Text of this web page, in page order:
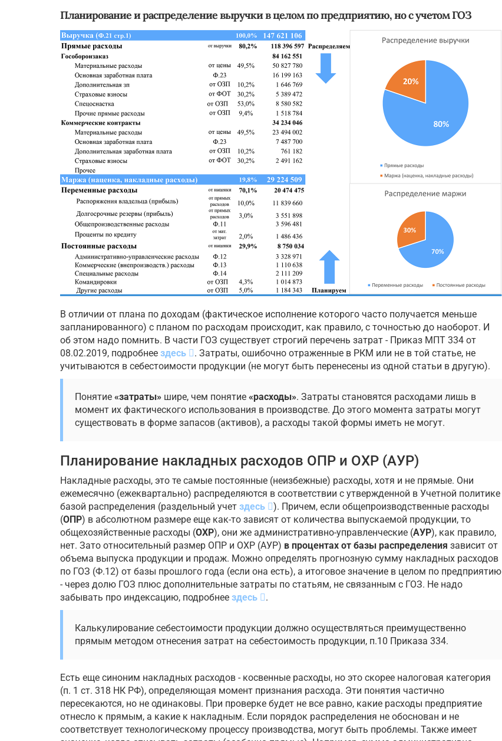
Планирование и распределение выручки в целом по предприятию, но с учетом ГОЗ
В отличии от плана по доходам (фактическое исполнение которого часто получается меньше
запланированного) с планом по расходам происходит, как правило, с точностью до наоборот. И
об этом надо помнить. В части ГОЗ существует строгий перечень затрат - Приказ МПТ 334 от
08.02.2019, подробнее здесь
. Затраты, ошибочно отраженные в РКМ или не в той статье, не
учитываются в себестоимости продукции (не могут быть перенесены из одной статьи в другую).
Понятие «затраты» шире, чем понятие «расходы». Затраты становятся расходами лишь в
момент их фактического использования в производстве. До этого момента затраты могут
существовать в форме запасов (активов), а расходы такой формы иметь не могут.
Планирование накладных расходов ОПР и ОХР (АУР)
Накладные расходы, это те самые постоянные (неизбежные) расходы, хотя и не прямые. Они
ежемесячно (ежеквартально) распределяются в соответствии с утвержденной в Учетной политике
базой распределения (раздельный учет здесь
). Причем, если общепроизводственные расходы
(ОПР) в абсолютном размере еще как-то зависят от количества выпускаемой продукции, то
общехозяйственные расходы (ОХР), они же административно-управленческие (АУР), как правило,
нет. Зато относительный размер ОПР и ОХР (АУР) в процентах от базы распределения зависит от
объема выпуска продукции и продаж. Можно определять прогнозную сумму накладных расходов
по ГОЗ (Ф.12) от базы прошлого года (если она есть), а итоговое значение в целом по предприятию
- через долю ГОЗ плюс дополнительные затраты по статьям, не связанным с ГОЗ. Не надо
забывать про индексацию, подробнее здесь .
Калькулирование себестоимости продукции должно осуществляться преимущественно
прямым методом отнесения затрат на себестоимость продукции, п.10 Приказа 334.
Есть еще синоним накладных расходов - косвенные расходы, но это скорее налоговая категория
(п. 1 ст. 318 НК РФ), определяющая момент признания расхода. Эти понятия частично
пересекаются, но не одинаковы. При проверке будет не все равно, какие расходы предприятие
отнесло к прямым, а какие к накладным. Если порядок распределения не обоснован и не
соответствует технологическому процессу производства, могут быть проблемы. Также имеет